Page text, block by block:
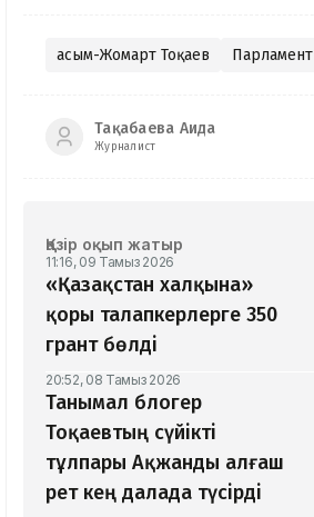
Қасым-Жомарт Тоқаев Парламент
Тақабаева Аида
Журналист
Қазір оқып жатыр
11:16, 09 Тамыз 2026
«Қазақстан халқына»
қоры талапкерлерге 350
грант бөлді
20:52, 08 Тамыз 2026
Танымал блогер
Тоқаевтың сүйікті
тұлпары Ақжанды алғаш
рет кең далада түсірді